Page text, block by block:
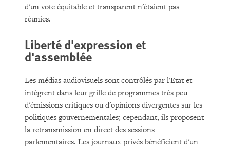
d'un vote équitable et transparent n'étaient pas
réunies.
Liberté d'expression et
d'assemblée
Les médias audiovisuels sont contrôlés par l'Etat et
intègrent dans leur grille de programmes très peu
d'émissions critiques ou d'opinions divergentes sur les
politiques gouvernementales; cependant, ils proposent
la retransmission en direct des sessions
parlementaires. Les journaux privés bénéficient d'un